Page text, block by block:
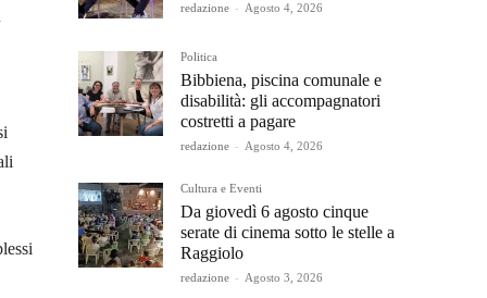
redazione - Agosto 4, 2026
Politica
Bibbiena, piscina comunale e
disabilità: gli accompagnatori
costretti a pagare
redazione - Agosto 4, 2026
Cultura e Eventi
Da giovedì 6 agosto cinque
serate di cinema sotto le stelle a
Raggiolo
redazione - Agosto 3, 2026